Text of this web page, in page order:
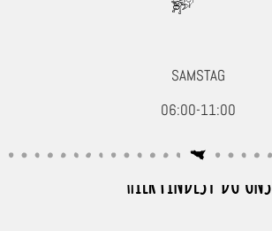
SAMSTAG
06:00-11:00
HIER FINDEST DU UNS